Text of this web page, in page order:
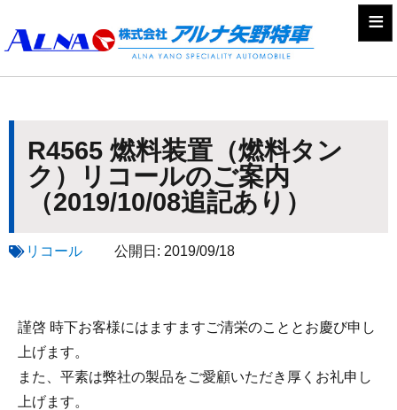
≡
R4565 燃料装置（燃料タン
ク）リコールのご案内
（2019/10/08追記あり）
リコール 公開日: 2019/09/18
謹啓 時下お客様にはますますご清栄のこととお慶び申し
上げます。
また、平素は弊社の製品をご愛顧いただき厚くお礼申し
上げます。